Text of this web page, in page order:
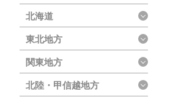
北海道
東北地方
関東地方
北陸・甲信越地方